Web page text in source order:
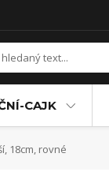
CAJK
18cm, rovné